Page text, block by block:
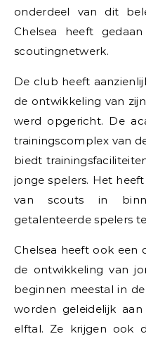
onderdeel van dit
Chelsea heeft
scoutingnetwerk.
De club heeft
de ontwikkeling van
werd opgericht. De
trainingscomplex van
biedt
jonge spelers. Het
van scouts in
getalenteerde spelers
Chelsea heeft ook een
de ontwikkeling van
beginnen meestal in
worden geleidelijk
elftal. Ze krijgen ook